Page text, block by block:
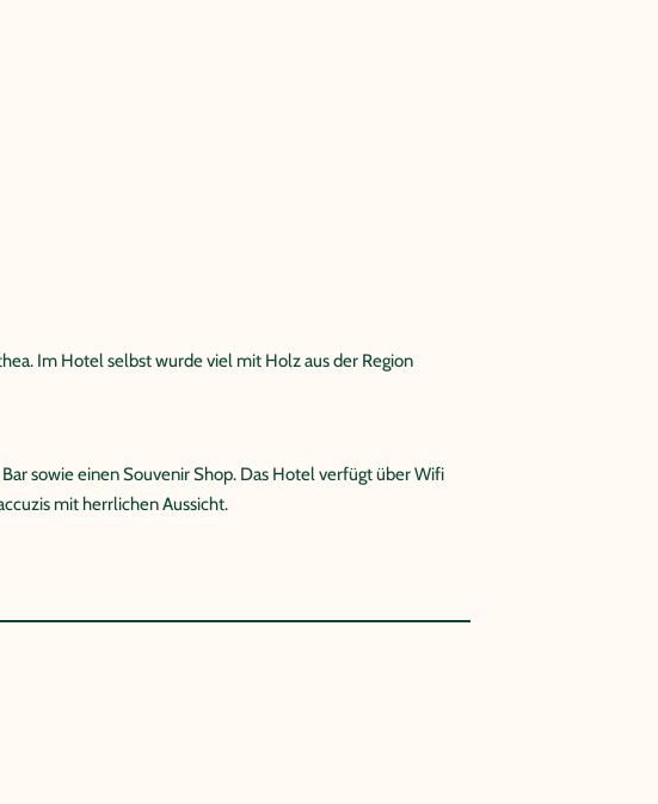
Im Hotel selbst wurde viel mit Holz aus der Region
sowie einen Souvenir Shop. Das Hotel verfügt über Wifi
mit herrlichen Aussicht.